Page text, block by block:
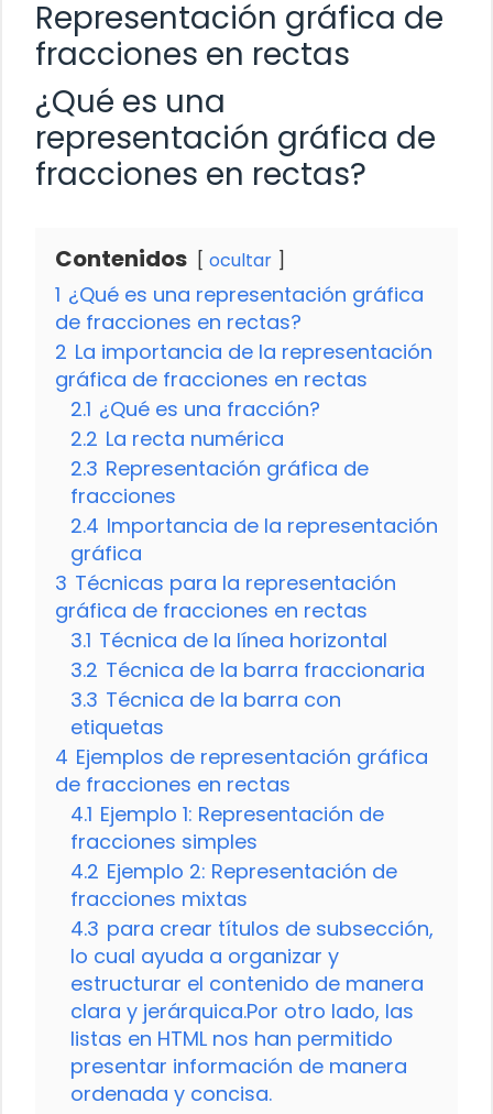
Representación gráfica de
fracciones en rectas
¿Qué es una
representación gráfica de
fracciones en rectas?
Contenidos ocultar
1 ¿Qué es una representación gráfica
de fracciones en rectas?
2 La importancia de la representación
gráfica de fracciones en rectas
2.1 ¿Qué es una fracción?
2.2 La recta numérica
2.3 Representación gráfica de
fracciones
2.4 Importancia de la representación
gráfica
3 Técnicas para la representación
gráfica de fracciones en rectas
3.1 Técnica de la línea horizontal
3.2 Técnica de la barra fraccionaria
3.3 Técnica de la barra con
etiquetas
4 Ejemplos de representación gráfica
de fracciones en rectas
4.1 Ejemplo 1: Representación de
fracciones simples
4.2 Ejemplo 2: Representación de
fracciones mixtas
4.3 para crear títulos de subsección,
lo cual ayuda a organizar y
estructurar el contenido de manera
clara y jerárquica.Por otro lado, las
listas en HTML nos han permitido
presentar información de manera
ordenada y concisa.